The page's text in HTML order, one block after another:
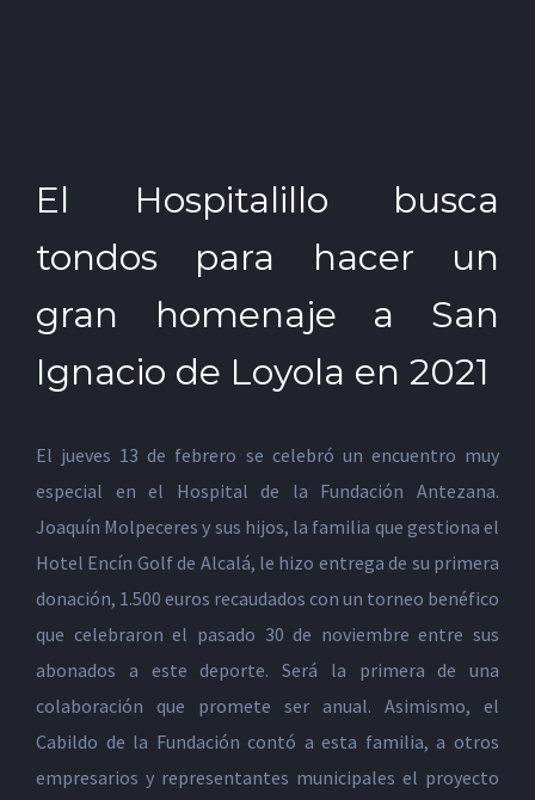
El Hospitalillo busca
tondos para hacer un
gran homenaje a San
Ignacio de Loyola en 2021
El jueves 13 de febrero se celebró un encuentro muy
especial en el Hospital de la Fundación Antezana.
Joaquín Molpeceres y sus hijos, la familia que gestiona el
Hotel Encín Golf de Alcalá, le hizo entrega de su primera
donación, 1.500 euros recaudados con un torneo benéfico
que celebraron el pasado 30 de noviembre entre sus
abonados a este deporte. Será la primera de una
colaboración que promete ser anual. Asimismo, el
Cabildo de la Fundación contó a esta familia, a otros
empresarios y representantes municipales el proyecto